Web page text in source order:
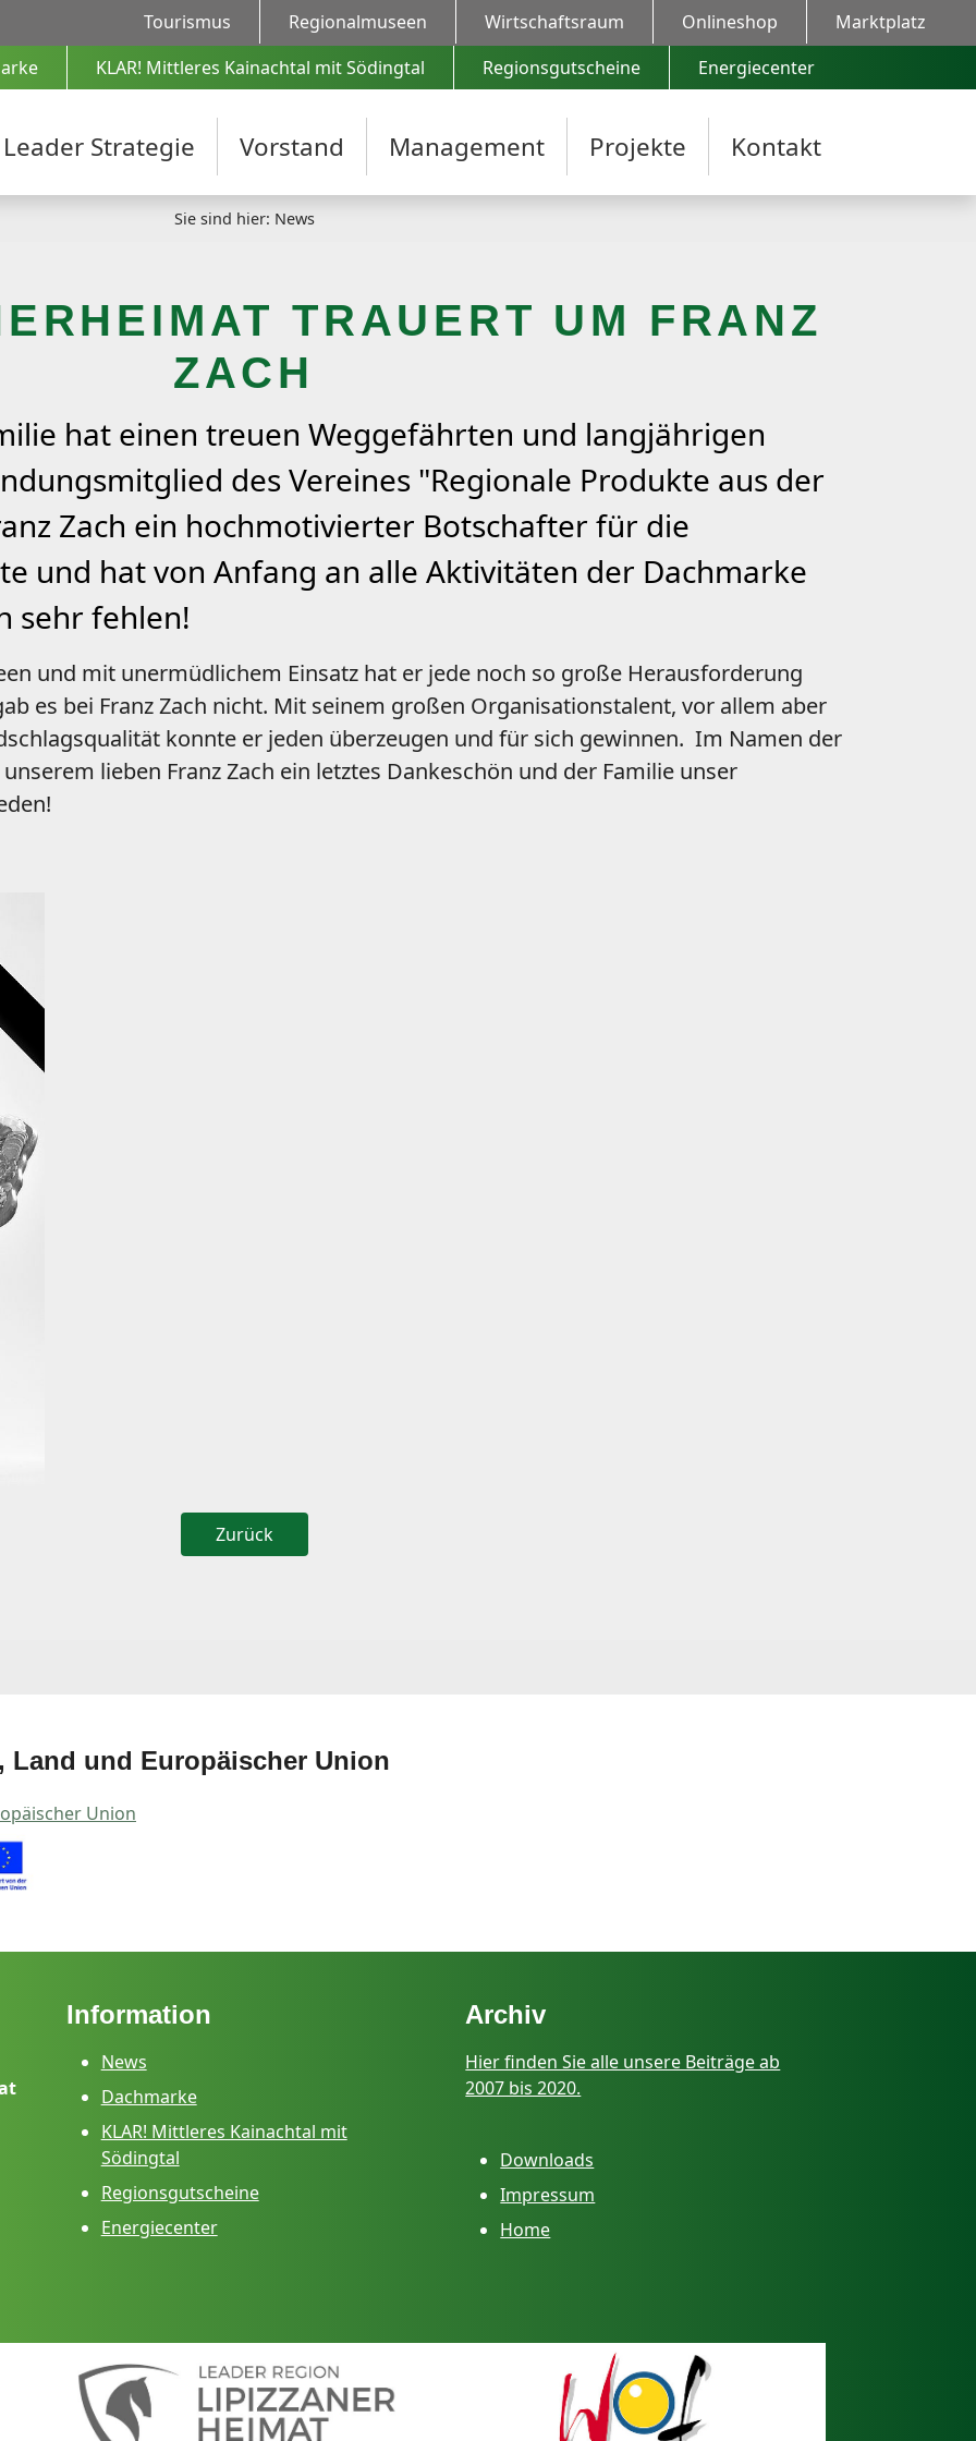
Tourismus Regionalmuseen Wirtschaftsraum Onlineshop
Marktplatz
KLAR! Mittleres Kainachtal mit Södingtal Regionsgutscheine Energiecenter
Leader Strategie Vorstand Management Projekte Kontakt
Sie sind hier: News
TRAUERT UM FRANZ
ZACH
hat einen treuen Weggefährten und langjährigen
des Vereines "Regionale Produkte aus der
Zach ein hochmotivierter Botschafter für die
und hat von Anfang an alle Aktivitäten der Dachmarke
sehr fehlen!
und mit unermüdlichem Einsatz hat er jede noch so große Herausforderung
es bei Franz Zach nicht. Mit seinem großen Organisationstalent, vor allem aber
konnte er jeden überzeugen und für sich gewinnen. Im Namen der
lieben Franz Zach ein letztes Dankeschön und der Familie unser
Zurück
und Europäischer Union
Union
Information
News
Dachmarke
KLAR! Mittleres Kainachtal mit
Södingtal
Regionsgutscheine
Energiecenter
Archiv
Hier finden Sie alle unsere Beiträge ab
2007 bis 2020.
Downloads
Impressum
Home
Projekte
Projekte ab 2023
Projekte bis 2022
Projekteinreichung
Videos